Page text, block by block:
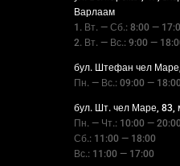
Варлаам
1. Вт. — Сб.: 8:00 —
2. Вт. — Вс.: 9:00 —
бул. Штефан чел
Пн. — Вс.: 09:00 — 18:00
бул. Шт. чел Маре, 83,
Пн. — Чт.: 10:00 — 20:00
Сб.: 11:00 — 18:00
Вс.: 11:00 — 17:00